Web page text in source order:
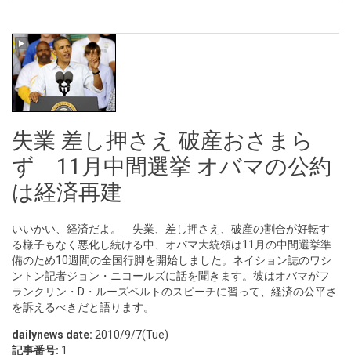
失業 差し押さえ 破産おさまら
ず 11月中間選挙 オバマの公約
は経済再建
いいかい、経済だよ。 失業、差し押さえ、破産の割合が好転す
る様子もなく悪化し続ける中、オバマ大統領は11月の中間選挙準
備のため10週間の全国行脚を開始しました。ネイション誌のワシ
ントン記者ジョン・ニコールズに話を聞きます。彼はオバマがフ
ランクリン・D・ルーズベルトのスピーチに習って、経済の公平さ
を訴えるべきだと語ります。
dailynews date: 2010/9/7(Tue)
記事番号: 1